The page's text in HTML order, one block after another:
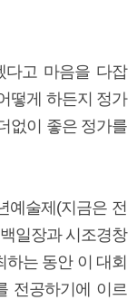
다고 마음을 다잡
떻게 하든지 정가
없이 좋은 정가를
예술제(지금은 전
일장과 시조경창
하는 동안 이 대회
전공하기에 이르